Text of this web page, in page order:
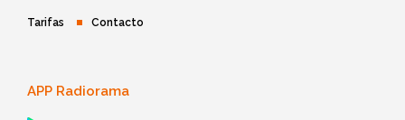
Tarifas Contacto
APP Radiorama